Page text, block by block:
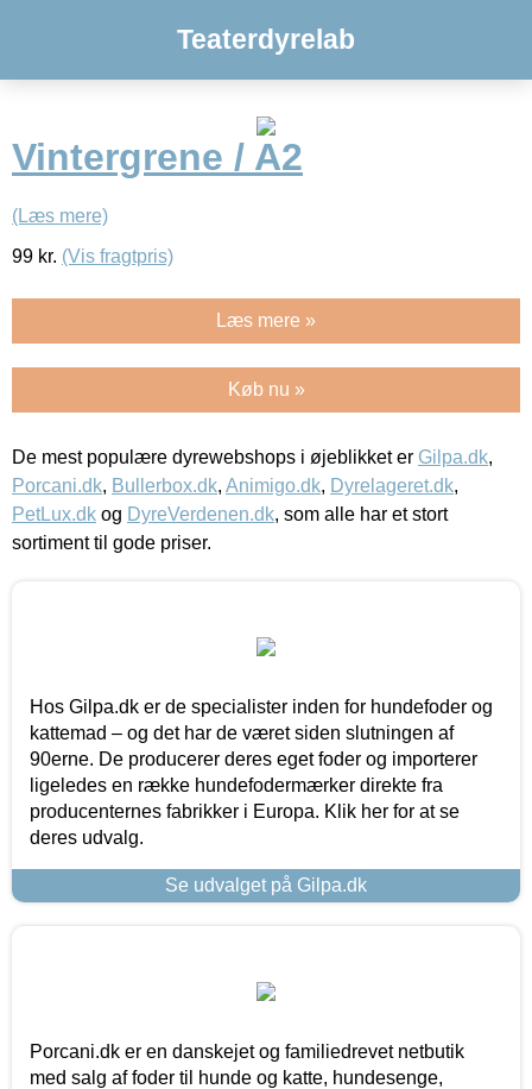
Teaterdyrelab
Vintergrene / A2
(Læs mere)
99 kr. (Vis fragtpris)
Læs mere »
Køb nu »
De mest populære dyrewebshops i øjeblikket er Gilpa.dk,
Porcani.dk, Bullerbox.dk, Animigo.dk, Dyrelageret.dk,
PetLux.dk og DyreVerdenen.dk, som alle har et stort
sortiment til gode priser.
Hos Gilpa.dk er de specialister inden for hundefoder og
kattemad – og det har de været siden slutningen af
90erne. De producerer deres eget foder og importerer
ligeledes en række hundefodermærker direkte fra
producenternes fabrikker i Europa. Klik her for at se
deres udvalg.
Se udvalget på Gilpa.dk
Porcani.dk er en danskejet og familiedrevet netbutik
med salg af foder til hunde og katte, hundesenge,